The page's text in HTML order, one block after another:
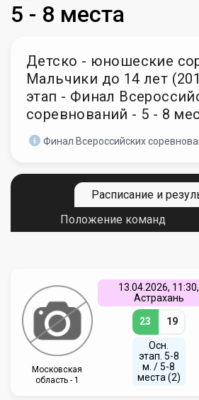
5 - 8 места
Детско - юношеские
Мальчики до 14 лет
этап - Финал
соревнований - 5 - 8
Финал Всероссийских
Расписание и
Положение команд
Московская
область - 1
13.04.2026, 11:30,
Астрахань
23 19
Осн.
этап. 5-8
м. / 5-8
места (2)